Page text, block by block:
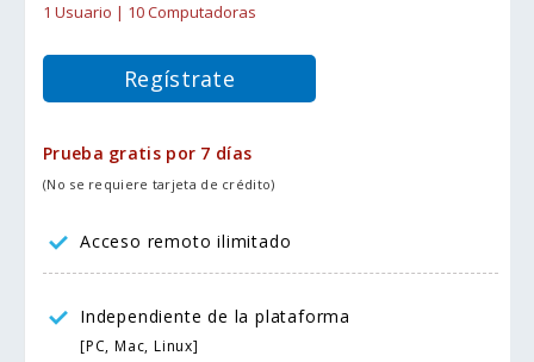
1 Usuario | 10 Computadoras
Regístrate
Prueba gratis por 7 días
(No se requiere tarjeta de crédito)
Acceso remoto ilimitado
Independiente de la plataforma
[PC, Mac, Linux]